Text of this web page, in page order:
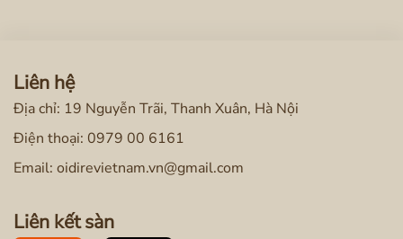
Liên hệ
Địa chỉ: 19 Nguyễn Trãi, Thanh Xuân, Hà Nội
Điện thoại: 0979 00 6161
Email: oidirevietnam.vn@gmail.com
Liên kết sàn